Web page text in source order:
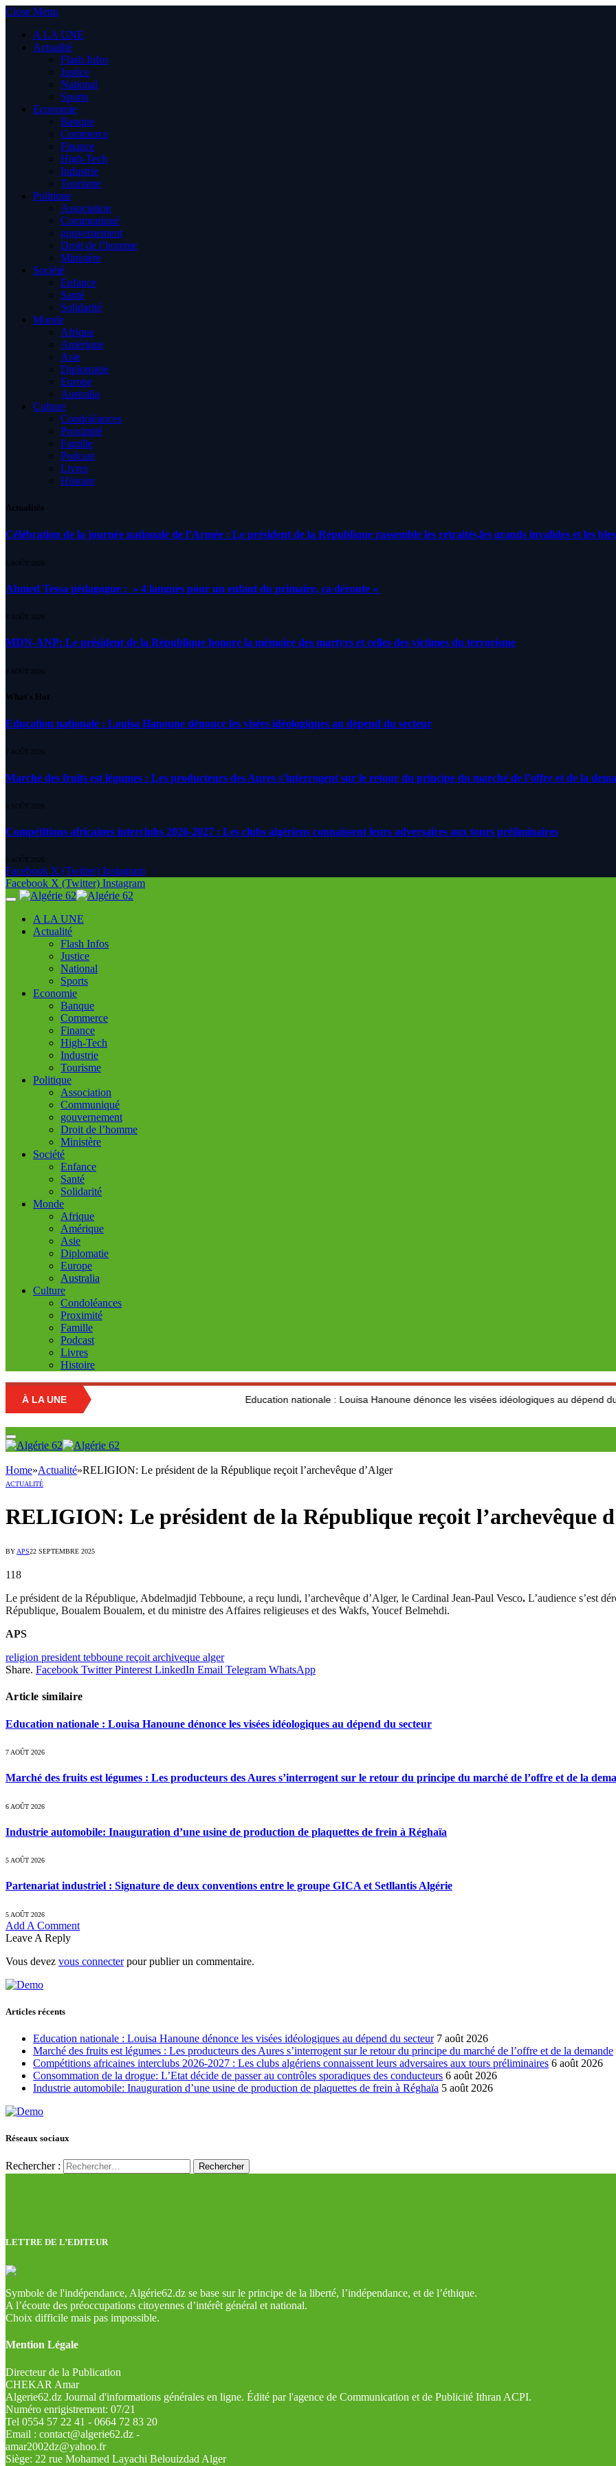
Close Menu
A LA UNE
Actualité
Flash Infos
Justice
National
Sports
Economie
Banque
Commerce
Finance
High-Tech
Industrie
Tourisme
Politique
Association
Communiqué
gouvernement
Droit de l’homme
Ministère
Société
Enfance
Santé
Solidarité
Monde
Afrique
Amérique
Asie
Diplomatie
Europe
Australia
Culture
Condoléances
Proximité
Famille
Podcast
Livres
Histoire
Actualités
Célébration de la journée nationale de l’Armée : Le président de la République rassemble les retraités,les grands invalides et les
5 AOÛT 2026
Ahmed Tessa pédagogue : » 4 langues pour un enfant du primaire, ça déroute «
4 AOÛT 2026
MDN-ANP: Le président de la République honore la mémoire des martyrs et celles des victimes du terrorisme
4 AOÛT 2026
What's Hot
Education nationale : Louisa Hanoune dénonce les visées idéologiques au dépend du secteur
7 AOÛT 2026
Marché des fruits est légumes : Les producteurs des Aures s’interrogent sur le retour du principe du marché de l’offre et de la
6 AOÛT 2026
Compétitions africaines interclubs 2026-2027 : Les clubs algériens connaissent leurs adversaires aux tours préliminaires
6 AOÛT 2026
Facebook X (Twitter) Instagram
Facebook X (Twitter) Instagram
A LA UNE
Actualité
Flash Infos
Justice
National
Sports
Economie
Banque
Commerce
Finance
High-Tech
Industrie
Tourisme
Politique
Association
Communiqué
gouvernement
Droit de l’homme
Ministère
Société
Enfance
Santé
Solidarité
Monde
Afrique
Amérique
Asie
Diplomatie
Europe
Australia
Culture
Condoléances
Proximité
Famille
Podcast
Livres
Histoire
À LA UNE Education nationale : Louisa Hanoune dénonce les visées idéologiques au dépend du secteur
Home»Actualité»RELIGION: Le président de la République reçoit l’archevêque d’Alger
ACTUALITÉ
RELIGION: Le président de la République reçoit l’archevêque
BYAPS22 SEPTEMBRE 2025
118
Le président de la République, Abdelmadjid Tebboune, a reçu lundi, l’archevêque d’Alger, le Cardinal Jean-Paul Vesco. L’audience s’est
République, Boualem Boualem, et du ministre des Affaires religieuses et des Wakfs, Youcef Belmehdi.
APS
religion president tebboune reçoit archiveque alger
Share. Facebook Twitter Pinterest LinkedIn Email Telegram WhatsApp
Article similaire
Education nationale : Louisa Hanoune dénonce les visées idéologiques au dépend du secteur
7 AOÛT 2026
Marché des fruits est légumes : Les producteurs des Aures s’interrogent sur le retour du principe du marché de l’offre et de la
6 AOÛT 2026
Industrie automobile: Inauguration d’une usine de production de plaquettes de frein à Réghaïa
5 AOÛT 2026
Partenariat industriel : Signature de deux conventions entre le groupe GICA et Setllantis Algérie
5 AOÛT 2026
Add A Comment
Leave A Reply
Vous devez vous connecterpour publier un commentaire.
Articles récents
Education nationale : Louisa Hanoune dénonce les visées idéologiques au dépend du secteur 7 août 2026
Marché des fruits est légumes : Les producteurs des Aures s’interrogent sur le retour du principe du marché de l’offre et de la demande
Compétitions africaines interclubs 2026-2027 : Les clubs algériens connaissent leurs adversaires aux tours préliminaires 6 août 2026
Consommation de la drogue: L’Etat décide de passer au contrôles sporadiques des conducteurs 6 août 2026
Industrie automobile: Inauguration d’une usine de production de plaquettes de frein à Réghaïa 5 août 2026
Réseaux sociaux
Rechercher :
LETTRE DE L’EDITEUR
Symbole de l'indépendance, Algérie62.dz se base sur le principe de la liberté, l’indépendance, et de l’éthique.
A l’écoute des préoccupations citoyennes d’intérêt général et national.
Choix difficile mais pas impossible.
Mention Légale
Directeur de la Publication
CHEKAR Amar
Algerie62.dz Journal d'informations générales en ligne. Édité par l'agence de Communication et de Publicité Ithran ACPI.
Numéro enrigistrement: 07/21
Tel 0554 57 22 41 - 0664 72 83 20
Email : contact@algerie62.dz -
amar2002dz@yahoo.fr
Siège: 22 rue Mohamed Layachi Belouizdad Alger